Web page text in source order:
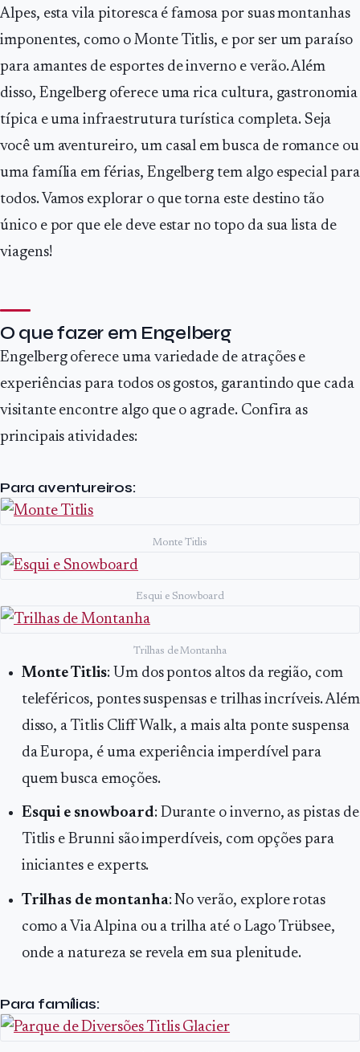
Alpes, esta vila pitoresca é famosa por suas montanhas
imponentes, como o Monte Titlis, e por ser um paraíso
para amantes de esportes de inverno e verão. Além
disso, Engelberg oferece uma rica cultura, gastronomia
típica e uma infraestrutura turística completa. Seja
você um aventureiro, um casal em busca de romance ou
uma família em férias, Engelberg tem algo especial para
todos. Vamos explorar o que torna este destino tão
único e por que ele deve estar no topo da sua lista de
viagens!
O que fazer em Engelberg
Engelberg oferece uma variedade de atrações e
experiências para todos os gostos, garantindo que cada
visitante encontre algo que o agrade. Confira as
principais atividades:
Para aventureiros:
Monte Titlis
Esqui e Snowboard
Trilhas de Montanha
Monte Titlis: Um dos pontos altos da região, com
teleféricos, pontes suspensas e trilhas incríveis. Além
disso, a Titlis Cliff Walk, a mais alta ponte suspensa
da Europa, é uma experiência imperdível para
quem busca emoções.
Esqui e snowboard: Durante o inverno, as pistas de
Titlis e Brunni são imperdíveis, com opções para
iniciantes e experts.
Trilhas de montanha: No verão, explore rotas
como a Via Alpina ou a trilha até o Lago Trübsee,
onde a natureza se revela em sua plenitude.
Para famílias: